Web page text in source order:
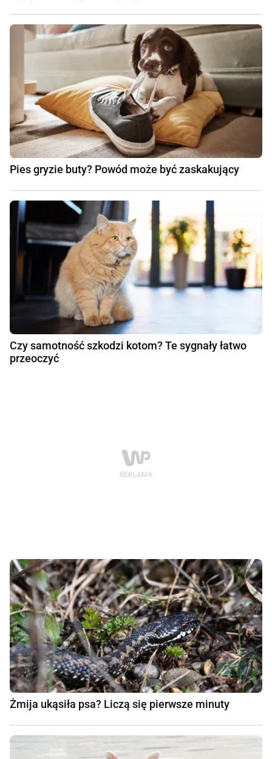
Pies gryzie buty? Powód może być zaskakujący
Czy samotność szkodzi kotom? Te sygnały łatwo
przeoczyć
Żmija ukąsiła psa? Liczą się pierwsze minuty